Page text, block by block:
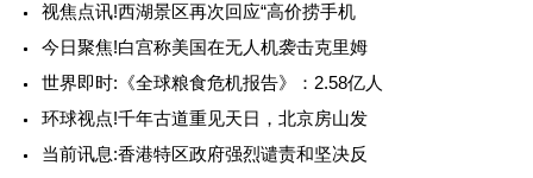
视焦点讯!西湖景区再次回应“高价捞手机
今日聚焦!白宫称美国在无人机袭击克里姆
世界即时:《全球粮食危机报告》：2.58亿人
环球视点!千年古道重见天日，北京房山发
当前讯息:香港特区政府强烈谴责和坚决反